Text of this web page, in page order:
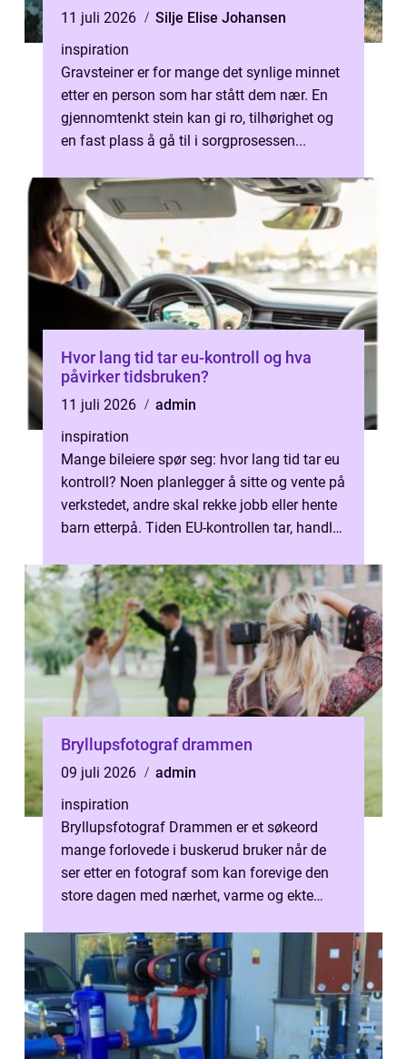
11 juli 2026
Silje Elise Johansen
inspiration
Gravsteiner er for mange det synlige minnet
etter en person som har stått dem nær. En
gjennomtenkt stein kan gi ro, tilhørighet og
en fast plass å gå til i sorgprosessen...
Hvor lang tid tar eu-kontroll og hva
påvirker tidsbruken?
11 juli 2026
admin
inspiration
Mange bileiere spør seg: hvor lang tid tar eu
kontroll? Noen planlegger å sitte og vente på
verkstedet, andre skal rekke jobb eller hente
barn etterpå. Tiden EU-kontrollen tar, handler
Bryllupsfotograf drammen
09 juli 2026
admin
inspiration
Bryllupsfotograf Drammen er et søkeord
mange forlovede i buskerud bruker når de
ser etter en fotograf som kan forevige den
store dagen med nærhet, varme og ekte